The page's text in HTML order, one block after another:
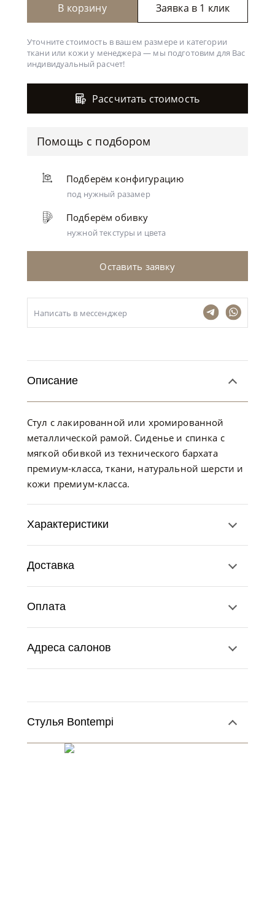
В корзину Заявка в 1 клик
Уточните стоимость в вашем размере и категории
ткани или кожи у менеджера — мы подготовим для Вас
индивидуальный расчет!
Рассчитать стоимость
Помощь с подбором
Подберём конфигурацию
под нужный разамер
Подберём обивку
нужной текстуры и цвета
Оставить заявку
Написать в мессенджер
Описание
Стул с лакированной или хромированной
металлической рамой. Сиденье и спинка с
мягкой обивкой из технического бархата
премиум-класса, ткани, натуральной шерсти и
кожи премиум-класса.
Характеристики
Доставка
Оплата
Адреса салонов
Стулья Bontempi